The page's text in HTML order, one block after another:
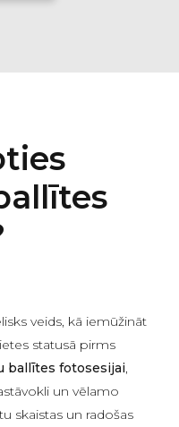
veids, kā iemūžināt
statusā pirms
ballītes fotosesijai,
un vēlamo
skaistas un radošas